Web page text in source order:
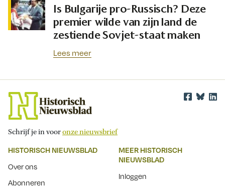
Is Bulgarije pro-Russisch? Deze
premier wilde van zijn land de
zestiende Sovjet-staat maken
Lees meer
Schrijf je in vooronze nieuwsbrief
HISTORISCH NIEUWSBLAD
Over ons
Abonneren
MEER HISTORISCH
NIEUWSBLAD
Inloggen